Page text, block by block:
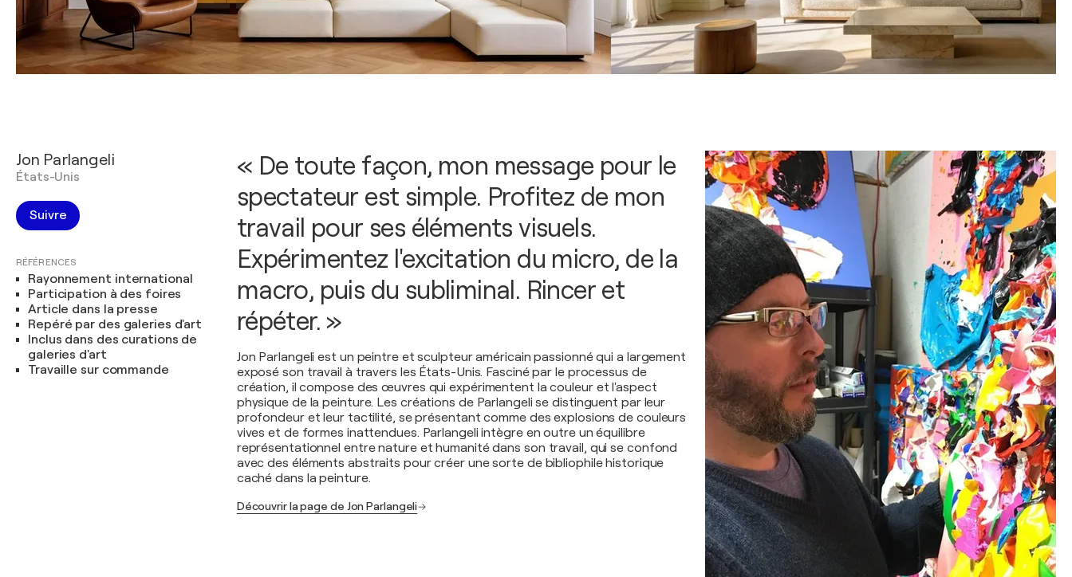
Jon Parlangeli
États-Unis
Suivre
RÉFÉRENCES
Rayonnement international
Participation à des foires
Article dans la presse
Repéré par des galeries d'art
Inclus dans des curations de
galeries d'art
Travaille sur commande
« De toute façon, mon message pour le
spectateur est simple. Profitez de mon
travail pour ses éléments visuels.
Expérimentez l'excitation du micro, de la
macro, puis du subliminal. Rincer et
répéter. »
Jon Parlangeli est un peintre et sculpteur américain passionné qui a largement
exposé son travail à travers les États-Unis. Fasciné par le processus de
création, il compose des œuvres qui expérimentent la couleur et l'aspect
physique de la peinture. Les créations de Parlangeli se distinguent par leur
profondeur et leur tactilité, se présentant comme des explosions de couleurs
vives et de formes inattendues. Parlangeli intègre en outre un équilibre
représentationnel entre nature et humanité dans son travail, qui se confond
avec des éléments abstraits pour créer une sorte de bibliophile historique
caché dans la peinture.
Découvrir la page de Jon Parlangeli